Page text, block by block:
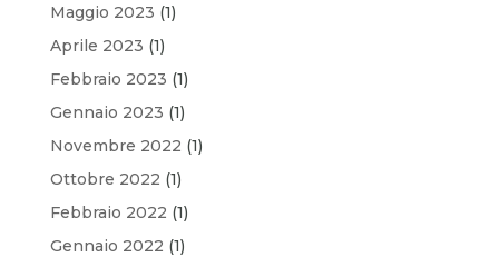
Maggio 2023 (1)
Aprile 2023 (1)
Febbraio 2023 (1)
Gennaio 2023 (1)
Novembre 2022 (1)
Ottobre 2022 (1)
Febbraio 2022 (1)
Gennaio 2022 (1)